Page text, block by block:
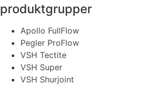
produktgrupper
Apollo FullFlow
Pegler ProFlow
VSH Tectite
VSH Super
VSH Shurjoint